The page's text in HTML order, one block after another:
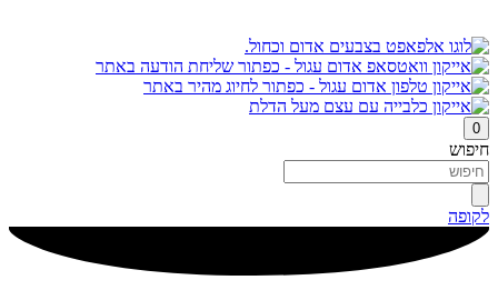
0
חיפוש
לקופה